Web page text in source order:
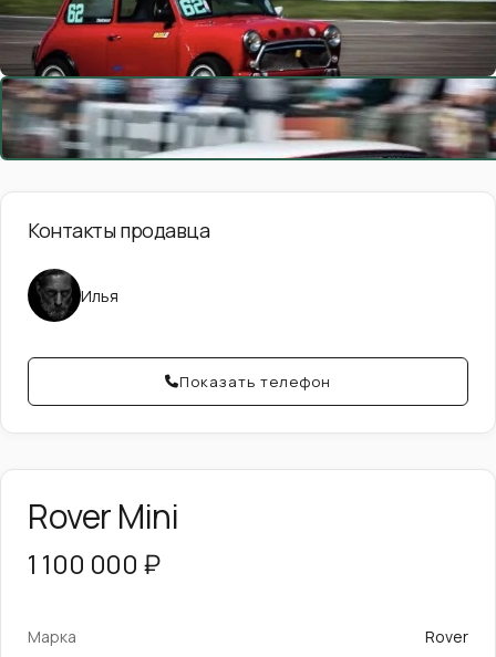
Контакты продавца
Илья
Показать телефон
Rover Mini
1 100 000 ₽
Марка
Rover